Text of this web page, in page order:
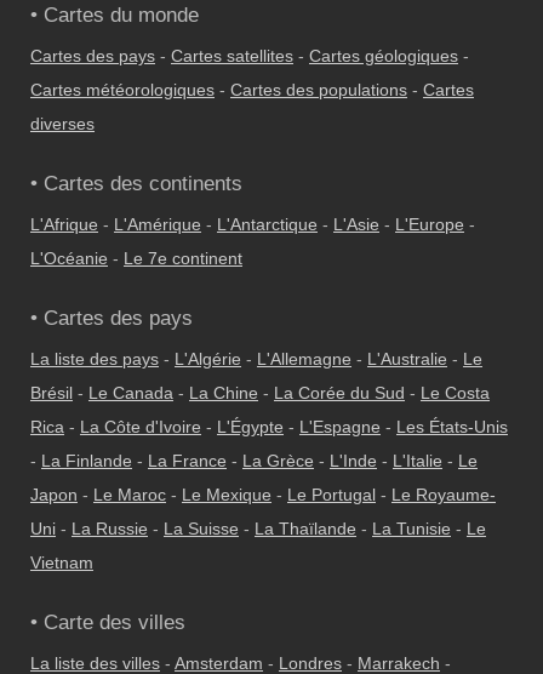
• Cartes du monde
Cartes des pays - Cartes satellites - Cartes géologiques -
Cartes météorologiques - Cartes des populations - Cartes
diverses
• Cartes des continents
L'Afrique - L'Amérique - L'Antarctique - L'Asie - L'Europe -
L'Océanie - Le 7e continent
• Cartes des pays
La liste des pays - L'Algérie - L'Allemagne - L'Australie - Le
Brésil - Le Canada - La Chine - La Corée du Sud - Le Costa
Rica - La Côte d'Ivoire - L'Égypte - L'Espagne - Les États-Unis
- La Finlande - La France - La Grèce - L'Inde - L'Italie - Le
Japon - Le Maroc - Le Mexique - Le Portugal - Le Royaume-
Uni - La Russie - La Suisse - La Thaïlande - La Tunisie - Le
Vietnam
• Carte des villes
La liste des villes - Amsterdam - Londres - Marrakech -